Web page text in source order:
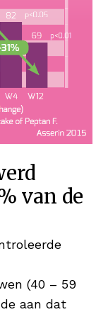
van de
(40 – 59
aan dat